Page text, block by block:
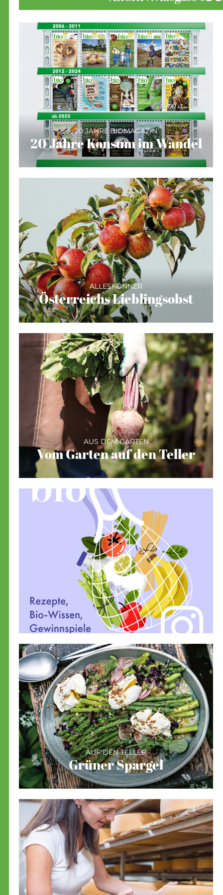
20 JAHRE BIOMAGAZIN
20 Jahre Konsum im Wandel
ALLESKÖNNER
Österreichs Lieblingsobst
AUS DEM GARTEN
Vom Garten auf den Teller
AUF DEN TELLER
Grüner Spargel